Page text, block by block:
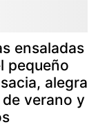
ensaladas
pequeño
alegra
verano y